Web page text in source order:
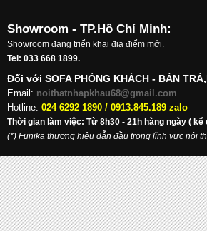
Showroom - TP.Hồ Chí Minh:
Showroom đang triển khai địa điểm mới.
Tel: 033 668 1899.
Đối với SOFA PHÒNG KHÁCH - BÀN
Email: noithatnhapkhau68@gmail.com
Hotline: 024 6292 1890 / 0913.845.189 zalo
Thời gian làm việc: Từ 8h30 - 21h hàng ngày ( kể
(*) Funika thương hiệu dẫn đầu trong lĩnh vực nội